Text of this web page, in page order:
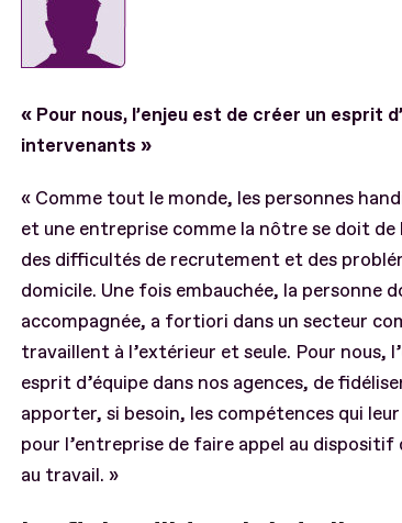
« Pour nous, l’enjeu est de créer un esprit
intervenants »
« Comme tout le monde, les personnes
et une entreprise comme la nôtre se doit
des difficultés de recrutement et des
domicile. Une fois embauchée, la personne
accompagnée, a fortiori dans un secteur
travaillent à l’extérieur et seule. Pour nous,
esprit d’équipe dans nos agences, de
apporter, si besoin, les compétences qui
pour l’entreprise de faire appel au dispositif
au travail. »